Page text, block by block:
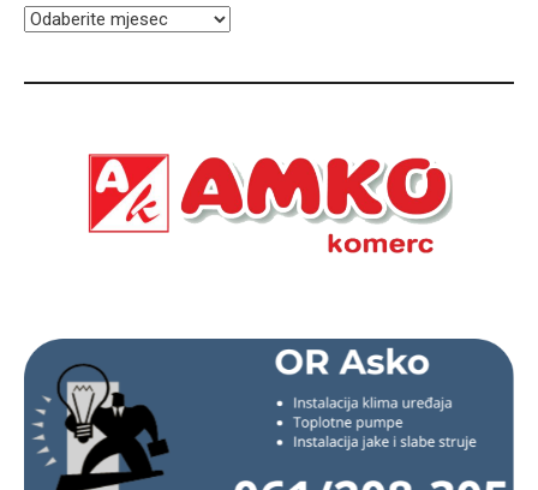
ARHIVA